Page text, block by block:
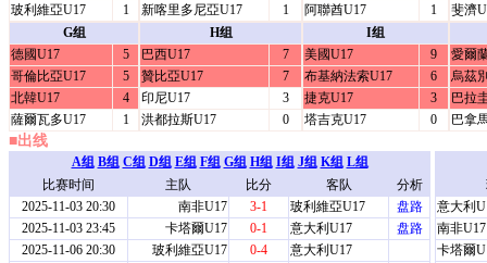
玻利維亞U17
1
新喀里多尼亞U17
1
阿聯酋U17
1
斐濟
G组
德國U17
5
哥倫比亞U17
5
北韓U17
4
薩爾瓦多U17
1
H组
巴西U17
7
贊比亞U17
7
印尼U17
3
洪都拉斯U17
0
I组
美國U17
9
布基納法索U17
6
捷克U17
3
塔吉克U17
0
愛爾
烏茲
巴拉
巴拿
■出线
A组 B组 C组 D组 E组 F组 G组 H组 I组 J组 K组 L组
比赛时间
主队 比分 客队
分析
2025-11-03 20:30
南非U17 3-1 玻利維亞U17
盘路
2025-11-03 23:45
卡塔爾U17 0-1 意大利U17
盘路
2025-11-06 20:30
玻利維亞U17 0-4
意大利U17
意大利
南非U17
卡塔爾